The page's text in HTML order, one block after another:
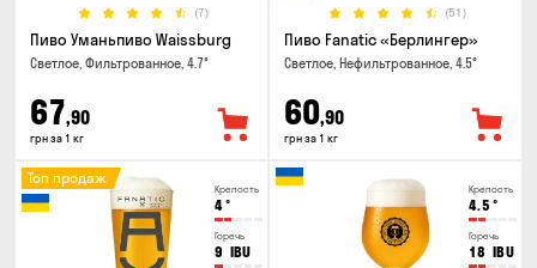
(7)
Пиво Уманьпиво Waissburg
Светлое, Фильтрованное, 4.7°
67,90
грн за 1 кг
(51)
Пиво Fanatic «Берлингер»
Светлое, Нефильтрованное, 4.5°
60,90
грн за 1 кг
Крепость
4°
Горечь
9 IBU
Топ продаж
Крепость
4.5 °
Горечь
18 IBU